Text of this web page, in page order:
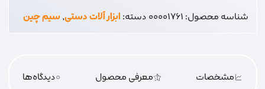
شناسه محصول:00001761دسته:ابزار آلات دستی,سیم چین
مشخصات معرفی محصول 0دیدگاه‌‌ها